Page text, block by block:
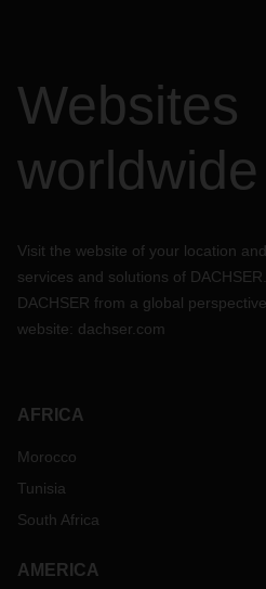
Websites
worldwide
Visit the website of your location
services and solutions of
DACHSER from a global
website: dachser.com
AFRICA
Morocco
Tunisia
South Africa
AMERICA